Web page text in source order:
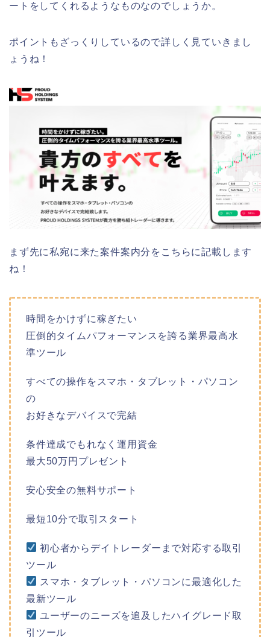
ートをしてくれるようなものなのでしょうか。
ポイントもざっくりしているので詳しく見ていきまし
ょうね！
まず先に私宛に来た案件案内分をこちらに記載します
ね！
時間をかけずに稼ぎたい
圧倒的タイムパフォーマンスを誇る業界最高水
準ツール
すべての操作をスマホ・タブレット・パソコン
の
お好きなデバイスで完結
条件達成でもれなく運用資金
最大50万円プレゼント
安心安全の無料サポート
最短10分で取引スタート
初心者からデイトレーダーまで対応する取引
ツール
スマホ・タブレット・パソコンに最適化した
最新ツール
ユーザーのニーズを追及したハイグレード取
引ツール